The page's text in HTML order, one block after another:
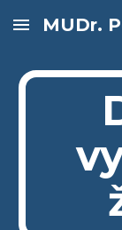
Skip to main